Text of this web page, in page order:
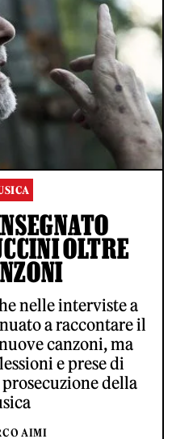
OLTRE
nelle interviste a
a raccontare il
canzoni, ma
e prese di
della
AIMI